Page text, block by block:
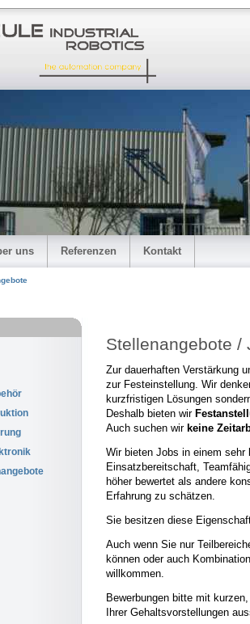
uns Referenzen Kontakt
Stellenangebote /
Zur dauerhaften Verstärkung
zur Festeinstellung. Wir
kurzfristigen Lösungen
Deshalb bieten wir
Auch suchen wir keine
Wir bieten Jobs in einem sehr
Einsatzbereitschaft,
höher bewertet als andere
Erfahrung zu schätzen.
Sie besitzen diese
Auch wenn Sie nur
können oder auch
willkommen.
Bewerbungen bitte mit
Ihrer Gehaltsvorstellungen